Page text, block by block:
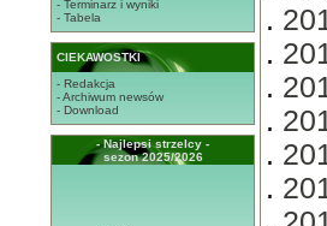
- Terminarz i wyniki
- Tabela
CIEKAWOSTKI
- Redakcja
- Archiwum newsów
- Download
- Najlepsi strzelcy -
sezon 2025/2026
.
.
.
.
.
.